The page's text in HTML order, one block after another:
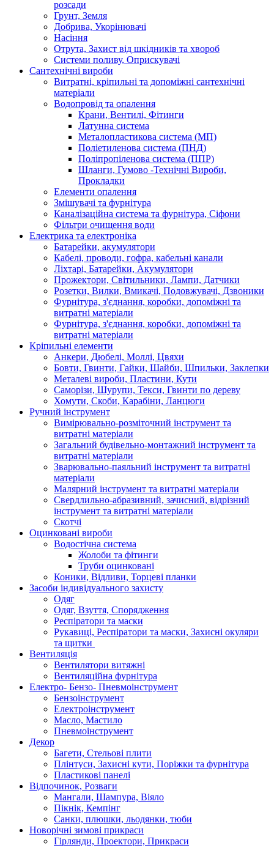
розсади
Грунт, Земля
Добрива, Укорінювачі
Насіння
Отрута, Захист від шкідників та хвороб
Системи поливу, Оприскувачі
Сантехнічні вироби
Витратні, кріпильні та допоміжні сантехнічні
матеріали
Водопровід та опалення
Крани, Вентилі, Фітинги
Латунна система
Металопластикова система (МП)
Поліетиленова система (ПНД)
Поліпропіленова система (ППР)
Шланги, Гумово -Технічні Вироби,
Прокладки
Елементи опалення
Змішувачі та фурнітура
Каналізаційна система та фурнітура, Сіфони
Фільтри очищення води
Електрика та електроніка
Батарейки, акумулятори
Кабелі, проводи, гофра, кабельні канали
Ліхтарі, Батарейки, Акумулятори
Прожектори, Світильники, Лампи, Датчики
Розетки, Вилки, Вмикачі, Подовжувачі, Дзвоники
Фурнітура, з'єднання, коробки, допоміжні та
витратні матеріали
Фурнітура, з'єднання, коробки, допоміжні та
витратні матеріали
Кріпильні елементи
Анкери, Дюбелі, Моллі, Цвяхи
Бовти, Гвинти, Гайки, Шайби, Шпильки, Заклепки
Металеві вироби, Пластини, Кути
Саморізи, Шурупи, Текси, Гвинти по дереву
Хомути, Скоби, Карабіни, Ланцюги
Ручний інструмент
Вимірювально-розміточний інструмент та
витратні матеріали
Загальний будівельно-монтажний інструмент та
витратні матеріали
Зварювально-паяльний інструмент та витратні
матеріали
Малярний інструмент та витратні матеріали
Свердлильно-абразивний, зачисний, відрізний
інструмент та витратні матеріали
Скотчі
Оцинковані вироби
Водостічна система
Жолоби та фітинги
Труби оцинковані
Коники, Відливи, Торцеві планки
Засоби індивідуального захисту
Одяг
Одяг, Взуття, Спорядження
Респіратори та маски
Рукавиці, Респіратори та маски, Захисні окуляри
та щитки
Вентиляція
Вентилятори витяжні
Вентиляційна фурнітура
Електро- Бензо- Пневмоінструмент
Бензоінструмент
Електроінструмент
Масло, Мастило
Пневмоінструмент
Декор
Багети, Стельові плити
Плінтуси, Захисні кути, Поріжки та фурнітура
Пластикові панелі
Відпочинок, Розваги
Мангали, Шампура, Віяло
Пікнік, Кемпінг
Санки, плюшки, льодянки, тюби
Новорічні зимові прикраси
Гірлянди, Проектори, Прикраси